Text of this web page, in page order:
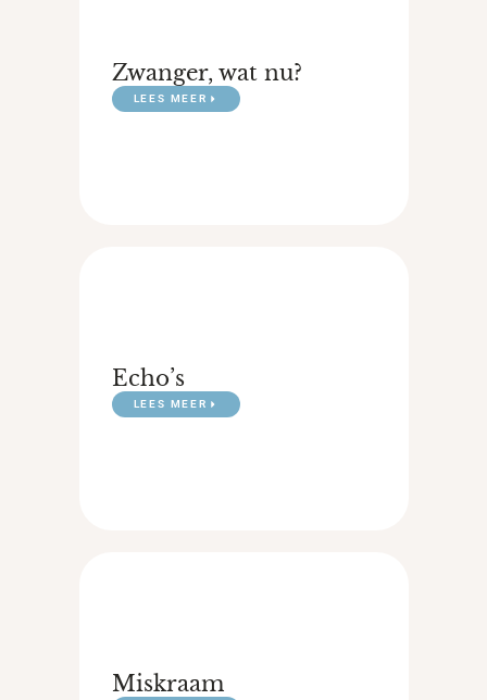
Zwanger, wat nu?
LEES MEER
Echo’s
LEES MEER
Miskraam